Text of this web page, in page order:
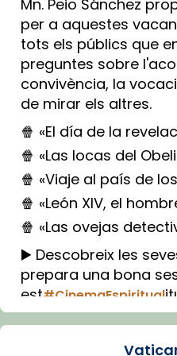
Mn. Peio Sánchez
per a aquestes
tots els públics que
preguntes sobre
convivència, la
de mirar els altres.
🍿 «El día de la
🍿 «Las locas del
🍿 «Viaje al país de
🍿 «León XIV, el
🍿 «Las ovejas
▶️ Descobreix les
prepara una bona
est#CinemaEspiritual
Imatge: Generada